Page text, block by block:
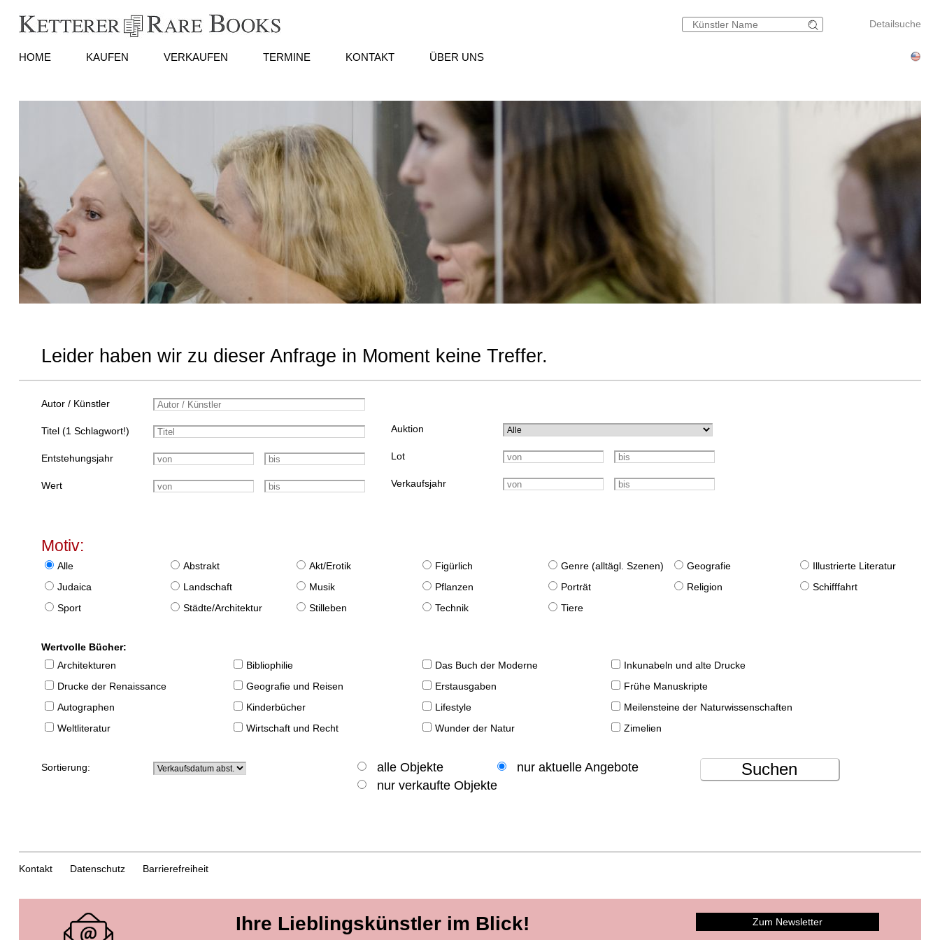
Detailsuche
HOME KAUFEN VERKAUFEN TERMINE KONTAKT ÜBER UNS
Leider haben wir zu dieser Anfrage in Moment keine Treffer.
Autor / Künstler
Titel (1 Schlagwort!)
Entstehungsjahr
Wert
Auktion
Lot
Verkaufsjahr
Motiv:
Alle Abstrakt Akt/Erotik Figürlich Genre (alltägl. Szenen) Geografie
Illustrierte Literatur
Judaica
Landschaft Musik Pflanzen Porträt Religion
Schifffahrt
Sport
Städte/Architektur Stilleben Technik Tiere
Wertvolle Bücher:
Architekturen
Bibliophilie Das Buch der Moderne
Inkunabeln und alte Drucke
Drucke der Renaissance
Geografie und Reisen Erstausgaben
Frühe Manuskripte
Autographen
Kinderbücher Lifestyle
Meilensteine der Naturwissenschaften
Weltliteratur
Wirtschaft und Recht Wunder der Natur Zimelien
Sortierung: alle Objekte
nur aktuelle Angebote
nur verkaufte Objekte
Suchen
Kontakt Datenschutz Barrierefreiheit
Ihre Lieblingskünstler im Blick! Zum Newsletter